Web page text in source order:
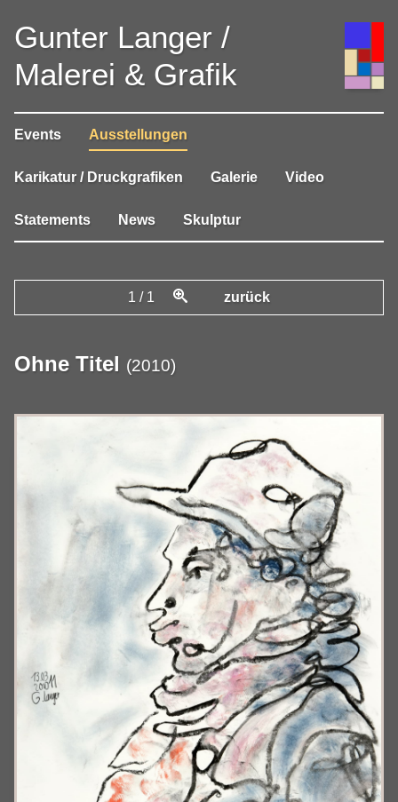
Gunter Langer /
Malerei & Grafik
Events Ausstellungen
Karikatur / Druckgrafiken Galerie Video
Statements News Skulptur
1 / 1 zurück
Ohne Titel (2010)